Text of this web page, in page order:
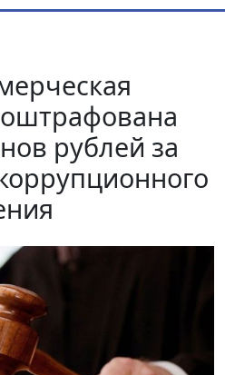
рублей за